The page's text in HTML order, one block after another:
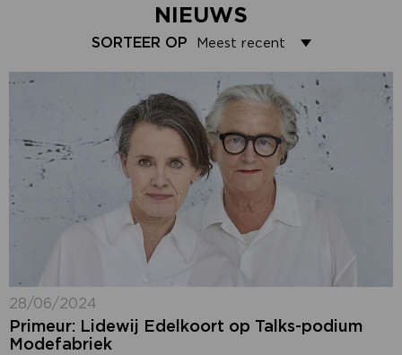
NIEUWS
SORTEER OP
28/06/2024
Primeur: Lidewij Edelkoort op Talks-podium
Modefabriek